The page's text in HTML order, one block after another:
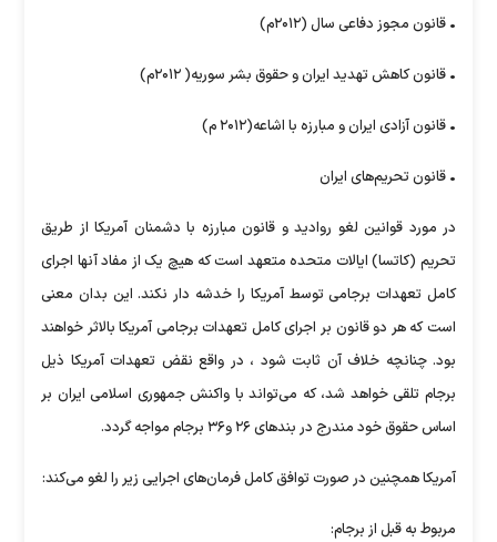
• قانون مجوز دفاعی سال (۲۰۱۲م)
• قانون کاهش تهدید ایران و حقوق بشر سوریه( ۲۰۱۲م)
• قانون آزادی ایران و مبارزه با اشاعه(۲۰۱۲ م)
• قانون تحریم‌های ایران
در مورد قوانین لغو روادید و قانون مبارزه با دشمنان آمریکا از طریق
تحریم (کاتسا) ایالات متحده متعهد است که هیچ یک از مفاد آنها اجرای
کامل تعهدات برجامی توسط آمریکا را خدشه دار نکند. این بدان معنی
است که هر دو قانون بر اجرای کامل تعهدات برجامی آمریکا بالاثر خواهند
بود. چنانچه خلاف آن ثابت شود ، در واقع نقض تعهدات آمریکا ذیل
برجام تلقی خواهد شد، که می‌تواند با واکنش جمهوری اسلامی ایران بر
اساس حقوق خود مندرج در بندهای ۲۶ و۳۶ برجام مواجه گردد.
آمریکا همچنین در صورت توافق کامل فرمان‌های اجرایی زیر را لغو می‌کند:
مربوط به قبل از برجام: